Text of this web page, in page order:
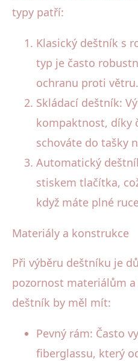
typy patří:
Klasický deštník s
typ je často
ochranu proti větru.
Skládací deštník:
kompaktnost, díky
schováte do tašky
Automatický
stiskem tlačítka,
když máte plné
Materiály a konstrukce
Při výběru deštníku je
pozornost materiálům
deštník by měl mít:
Pevný rám: Často
fiberglassu, který